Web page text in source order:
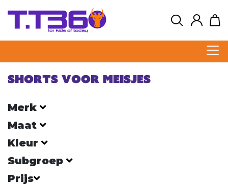
Shorts voor meisjes
Merk
Maat
Kleur
Subgroep
Prijs